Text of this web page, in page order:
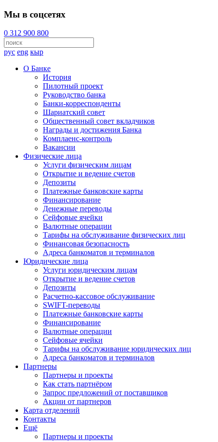
Мы в соцсетях
0 312 900 800
рус eng кыр
О Банке
История
Пилотный проект
Руководство банка
Банки-корреспонденты
Шариатский совет
Общественный совет вкладчиков
Награды и достижения Банка
Комплаенс-контроль
Вакансии
Физические лица
Услуги физическим лицам
Открытие и ведение счетов
Депозиты
Платежные банковские карты
Финансирование
Денежные переводы
Сейфовые ячейки
Валютные операции
Тарифы на обслуживание физических лиц
Финансовая безопасность
Адреса банкоматов и терминалов
Юридические лица
Услуги юридическим лицам
Открытие и ведение счетов
Депозиты
Расчетно-кассовое обслуживание
SWIFT-переводы
Платежные банковские карты
Финансирование
Валютные операции
Сейфовые ячейки
Тарифы на обслуживание юридических лиц
Адреса банкоматов и терминалов
Партнеры
Партнеры и проекты
Как стать партнёром
Запрос предложений от поставщиков
Акции от партнеров
Карта отделений
Контакты
Ещё
Партнеры и проекты